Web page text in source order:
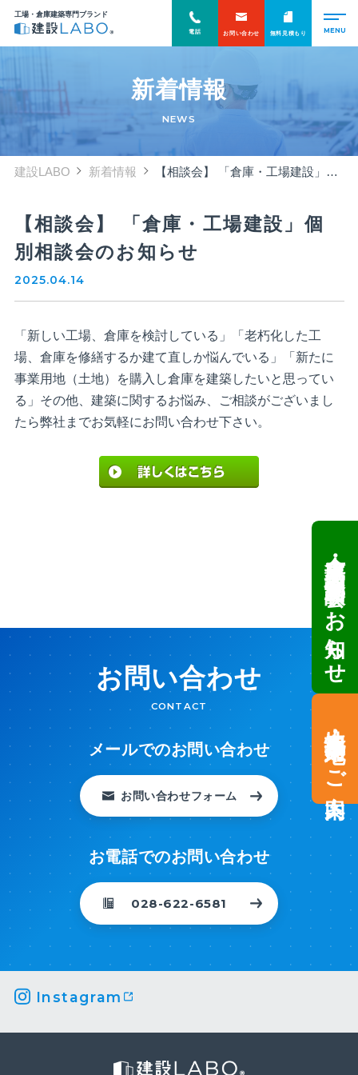
工場・倉庫建築専門ブランド
電話 お問い合わせ 無料見積もり
倉庫・工場建設 個別相談会のお知らせ
土地情報・事業用地のご案内
新着情報
NEWS
建設LABO 新着情報 【相談会】 「倉庫・工場建設」個別相談会のお知らせ
【相談会】 「倉庫・工場建設」個
別相談会のお知らせ
2025.04.14
「新しい工場、倉庫を検討している」「老朽化した工
場、倉庫を修繕するか建て直しか悩んでいる」「新たに
事業用地（土地）を購入し倉庫を建築したいと思ってい
る」その他、建築に関するお悩み、ご相談がございまし
たら弊社までお気軽にお問い合わせ下さい。
お問い合わせ
CONTACT
メールでのお問い合わせ
お問い合わせフォーム
お電話でのお問い合わせ
028-622-6581
Instagram